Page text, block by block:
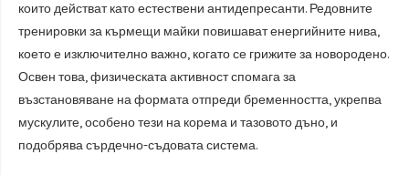
които действат като естествени антидепресанти. Редовните
тренировки за кърмещи майки повишават енергийните нива,
което е изключително важно, когато се грижите за новородено.
Освен това, физическата активност спомага за
възстановяване на формата отпреди бременността, укрепва
мускулите, особено тези на корема и тазовото дъно, и
подобрява сърдечно-съдовата система.